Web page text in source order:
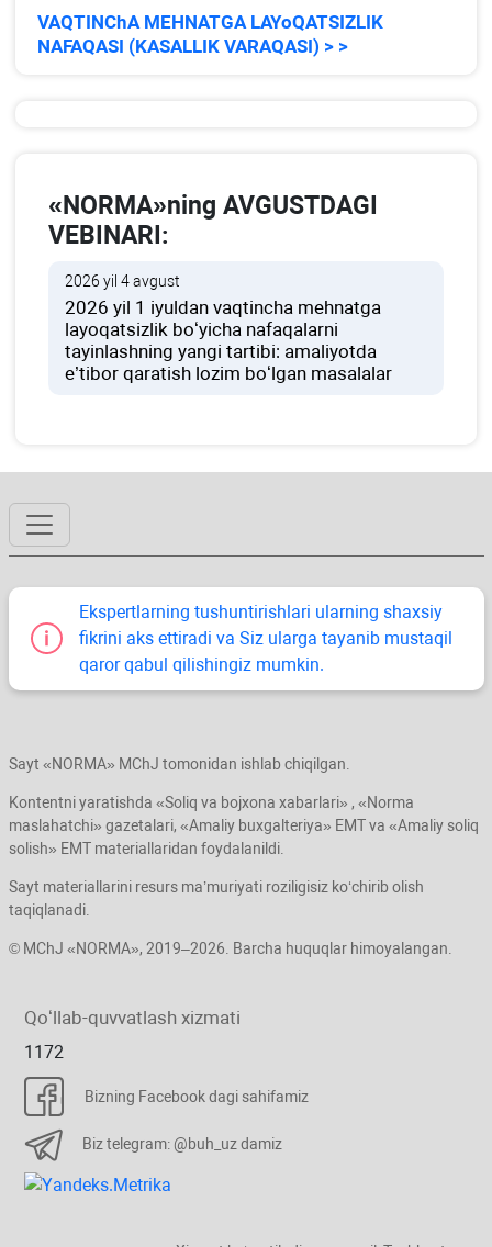
VAQTINChA MEHNATGA LAYoQATSIZLIK
NAFAQASI (KASALLIK VARAQASI) > >
«NORMA»ning AVGUSTDAGI
VEBINARI:
2026 yil 4 avgust
2026 yil 1 iyuldan vaqtincha mehnatga
layoqatsizlik boʻyicha nafaqalarni
tayinlashning yangi tartibi: amaliyotda
e’tibor qaratish lozim boʻlgan masalalar
Ekspertlarning tushuntirishlari ularning shaхsiy
fikrini aks ettiradi va Siz ularga tayanib mustaqil
qaror qabul qilishingiz mumkin.
Sayt «NORMA» MChJ tomonidan ishlab chiqilgan.
Kontentni yaratishda «Soliq va bojхona хabarlari» , «Norma
maslahatchi» gazetalari, «Amaliy buхgalteriya» EMT va «Amaliy soliq
solish» EMT materiallaridan foydalanildi.
Sayt materiallarini resurs ma’muriyati roziligisiz koʻchirib olish
taqiqlanadi.
© MChJ «NORMA», 2019–2026. Barcha huquqlar himoyalangan.
Qoʻllab-quvvatlash хizmati
1172
Bizning Facebook dagi sahifamiz
Biz telegram: @buh_uz damiz